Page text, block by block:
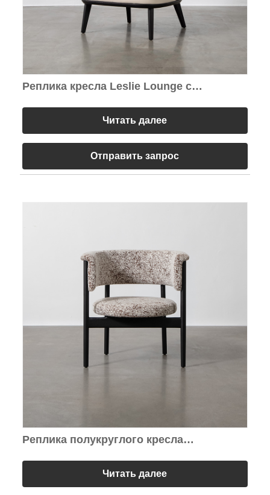
Реплика кресла Leslie Lounge с
Читать далее
Отправить запрос
Реплика полукруглого кресла
Читать далее